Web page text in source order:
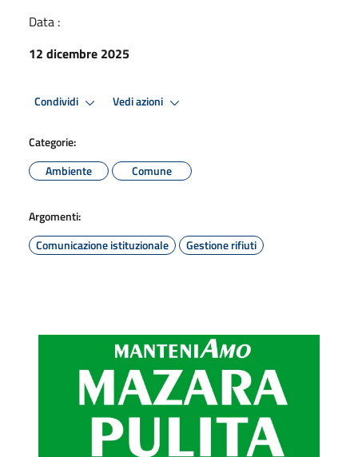
Data :
12 dicembre 2025
Condividi Vedi azioni
Categorie:
Ambiente
Comune
Argomenti:
Comunicazione istituzionale
Gestione rifiuti